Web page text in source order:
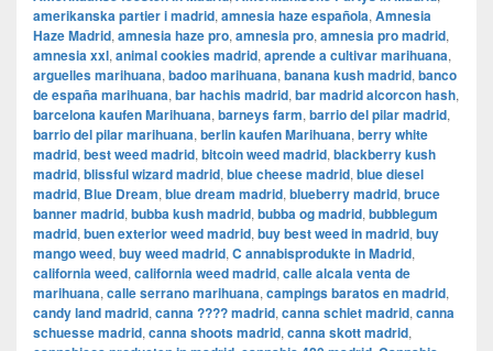
amerikanska partier i madrid, amnesia haze española, Amnesia
Haze Madrid, amnesia haze pro, amnesia pro, amnesia pro madrid,
amnesia xxl, animal cookies madrid, aprende a cultivar marihuana,
arguelles marihuana, badoo marihuana, banana kush madrid, banco
de españa marihuana, bar hachis madrid, bar madrid alcorcon hash,
barcelona kaufen Marihuana, barneys farm, barrio del pilar madrid,
barrio del pilar marihuana, berlin kaufen Marihuana, berry white
madrid, best weed madrid, bitcoin weed madrid, blackberry kush
madrid, blissful wizard madrid, blue cheese madrid, blue diesel
madrid, Blue Dream, blue dream madrid, blueberry madrid, bruce
banner madrid, bubba kush madrid, bubba og madrid, bubblegum
madrid, buen exterior weed madrid, buy best weed in madrid, buy
mango weed, buy weed madrid, C annabisprodukte in Madrid,
california weed, california weed madrid, calle alcala venta de
marihuana, calle serrano marihuana, campings baratos en madrid,
candy land madrid, canna ???? madrid, canna schiet madrid, canna
schuesse madrid, canna shoots madrid, canna skott madrid,